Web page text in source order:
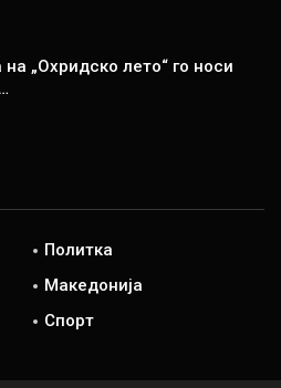
на „Охридско лето“ го носи
Политка
Македонија
Спорт